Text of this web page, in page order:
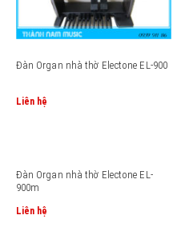
Đàn Organ nhà thờ Electone EL-900
Liên hệ
Đàn Organ nhà thờ Electone EL-
900m
Liên hệ